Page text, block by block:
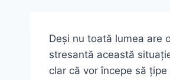
Deși nu toată lumea are
stresantă această
clar că vor începe să